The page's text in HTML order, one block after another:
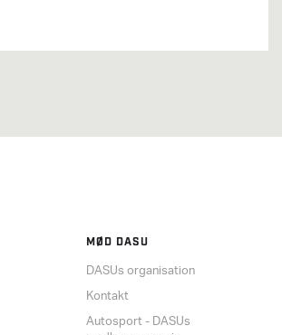
MØD DASU
DASUs organisation
Kontakt
Autosport - DASUs